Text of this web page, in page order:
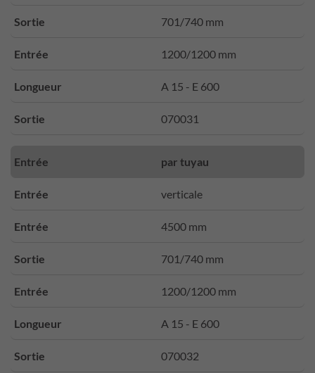
Sortie 701/740 mm
Entrée 1200/1200 mm
Longueur A 15 - E 600
Sortie 070031
Entrée par tuyau
Entrée verticale
Entrée 4500 mm
Sortie 701/740 mm
Entrée 1200/1200 mm
Longueur A 15 - E 600
Sortie 070032